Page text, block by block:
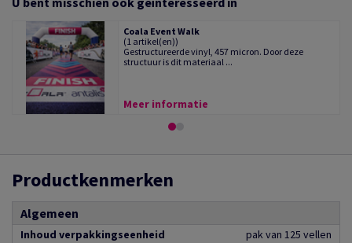
Coala Event Walk
(1 artikel(en))
Gestructureerde vinyl, 457 micron. Door deze
structuur is dit materiaal ...
Meer informatie
Productkenmerken
Algemeen
Inhoud verpakkingseenheid
pak van 125 vellen